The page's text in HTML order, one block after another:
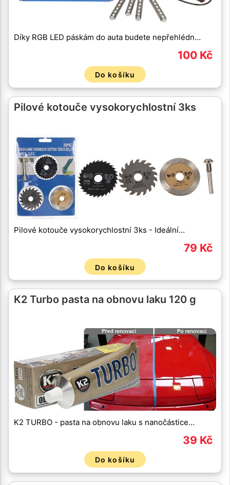
Díky RGB LED páskám do auta budete nepřehlédn…
100 Kč
Do košíku
Pilové kotouče vysokorychlostní 3ks
Pilové kotouče vysokorychlostní 3ks - Ideální…
79 Kč
Do košíku
K2 Turbo pasta na obnovu laku 120 g
K2 TURBO - pasta na obnovu laku s nanočástice…
39 Kč
Do košíku